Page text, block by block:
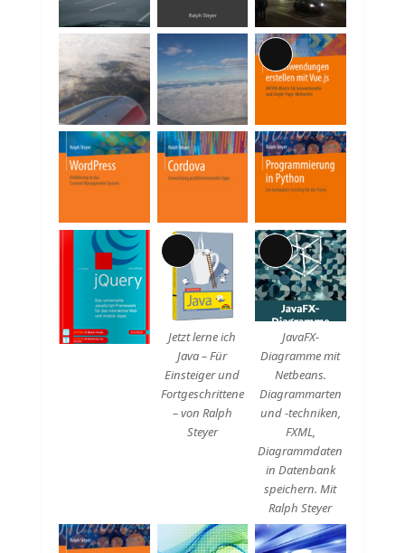
Lange
Beschreibung
Lange
Beschreibung
Jetzt lerne ich
Java – Für
Einsteiger und
Fortgeschrittene
– von Ralph
Steyer
Lange
Beschreibung
JavaFX-
Diagramme mit
Netbeans.
Diagrammarten
und -techniken,
FXML,
Diagrammdaten
in Datenbank
speichern. Mit
Ralph Steyer